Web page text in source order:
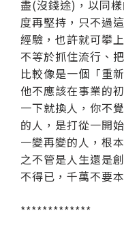
盡(沒錢途)，以同
度再堅持，只不過
經驗，也許就可攀
不等於抓住流行、
比較像是一個「重
他不應該在事業的
一下就換人，你不
的人，是打從一開
一變再變的人，根
之不管是人生還是
不得已，千萬不要
*************